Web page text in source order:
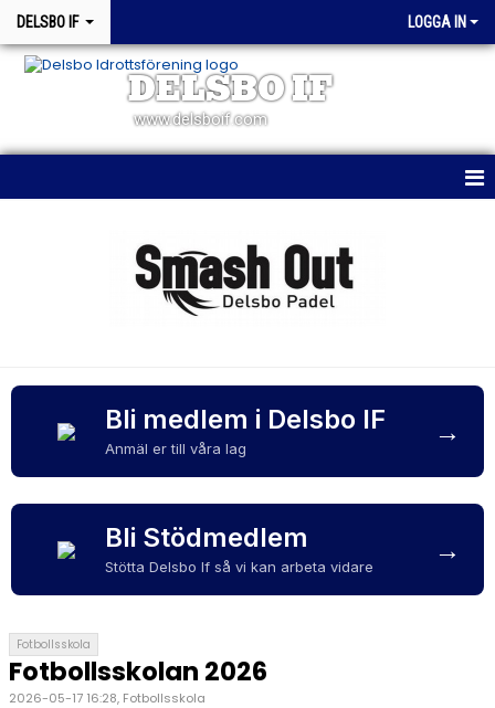
DELSBO IF LOGGA IN
DELSBO IF
www.delsboif.com
SPONSORER
STÖTTA DIF
Bli medlem i Delsbo IF
Anmäl er till våra lag →
Bli Stödmedlem
Stötta Delsbo If så vi kan arbeta vidare →
Fotbollsskola
Fotbollsskolan 2026
2026-05-17 16:28, Fotbollsskola